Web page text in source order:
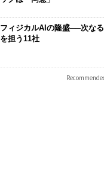
フィジカルAIの隆盛──次な
を担う11社